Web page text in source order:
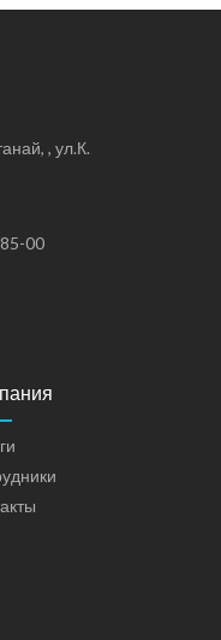
, ул.К.
00